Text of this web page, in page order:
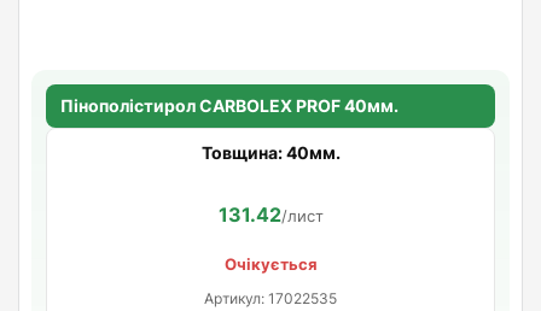
Пінополістирол CARBOLEX PROF 40мм.
Товщина: 40мм.
131.42/лист
Очікується
Артикул: 17022535